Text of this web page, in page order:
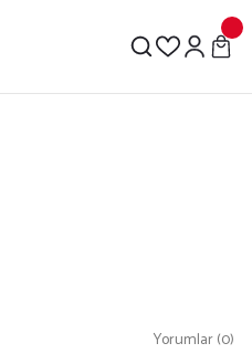
Yorumlar (0)